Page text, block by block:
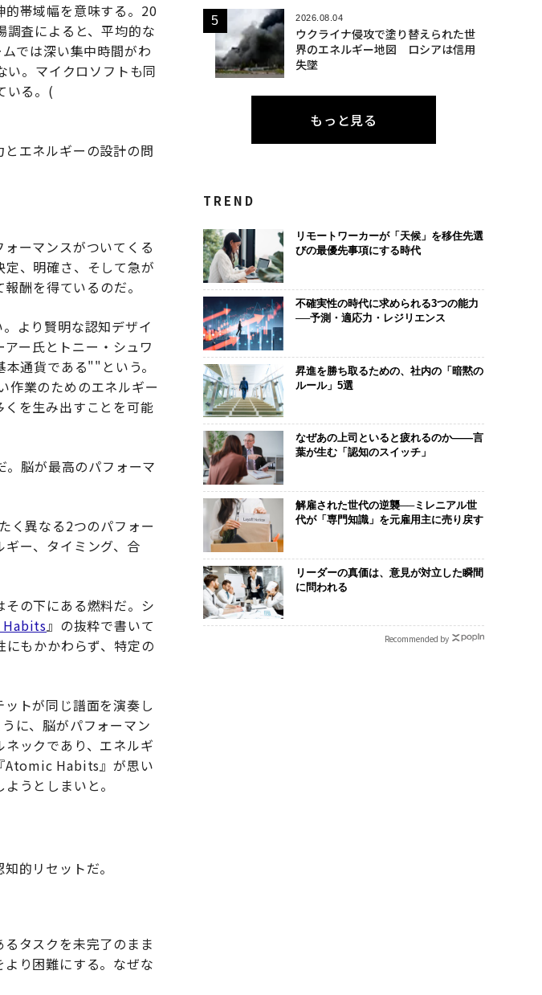
帯域幅を意味する。20
査によると、平均的な
では深い集中時間がわ
。マイクロソフトも同
いる。(
エネルギーの設計の問
ーマンスがついてくる
、明確さ、そして急が
酬を得ているのだ。
より賢明な認知デザイ
ー氏とトニー・シュワ
通貨である""という。
作業のためのエネルギー
を生み出すことを可能
脳が最高のパフォーマ
く異なる2つのパフォー
ー、タイミング、合
の下にある燃料だ。シ
』の抜粋で書いて
もかかわらず、特定の
トが同じ譜面を演奏し
に、脳がパフォーマン
ックであり、エネルギ
Atomic Habits』が思い
うとしまいと。
的リセットだ。
タスクを未完了のまま
り困難にする。なぜな
2026.08.04
ウクライナ侵攻で塗り替えられた世
界のエネルギー地図 ロシアは信用
失墜
もっと見る
TREND
リモートワーカーが「天候」を移住先選
びの最優先事項にする時代
不確実性の時代に求められる3つの能力
──予測・適応力・レジリエンス
昇進を勝ち取るための、社内の「暗黙の
ルール」5選
なぜあの上司といると疲れるのか——言
葉が生む「認知のスイッチ」
解雇された世代の逆襲──ミレニアル世
代が「専門知識」を元雇用主に売り戻す
リーダーの真価は、意見が対立した瞬間
に問われる
Recommended by